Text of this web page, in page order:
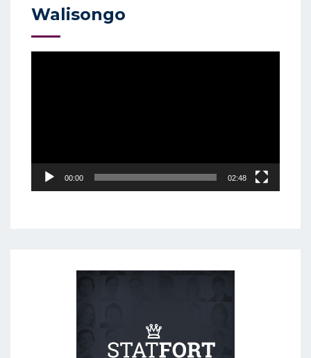
Walisongo
00:00 02:48